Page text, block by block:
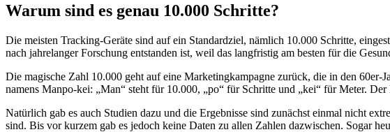
Warum sind es genau 10.000 Schritte?
Die meisten Tracking-Geräte sind auf ein Standardziel, nämlich 10.000 Schritte,
nach jahrelanger Forschung entstanden ist, weil das langfristig am besten für die
Die magische Zahl 10.000 geht auf eine Marketingkampagne zurück, die in den
namens Manpo-kei: „Man“ steht für 10.000, „po“ für Schritte und „kei“ für Meter.
Natürlich gab es auch Studien dazu und die Ergebnisse sind zunächst einmal nicht
sind. Bis vor kurzem gab es jedoch keine Daten zu allen Zahlen dazwischen. Sogar